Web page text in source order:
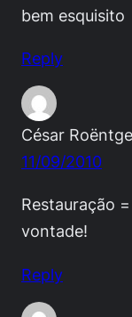
bem esquisito
Reply
César
11/09/2010
Restauração
vontade!
Reply